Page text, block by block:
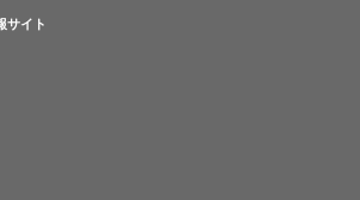
サイト